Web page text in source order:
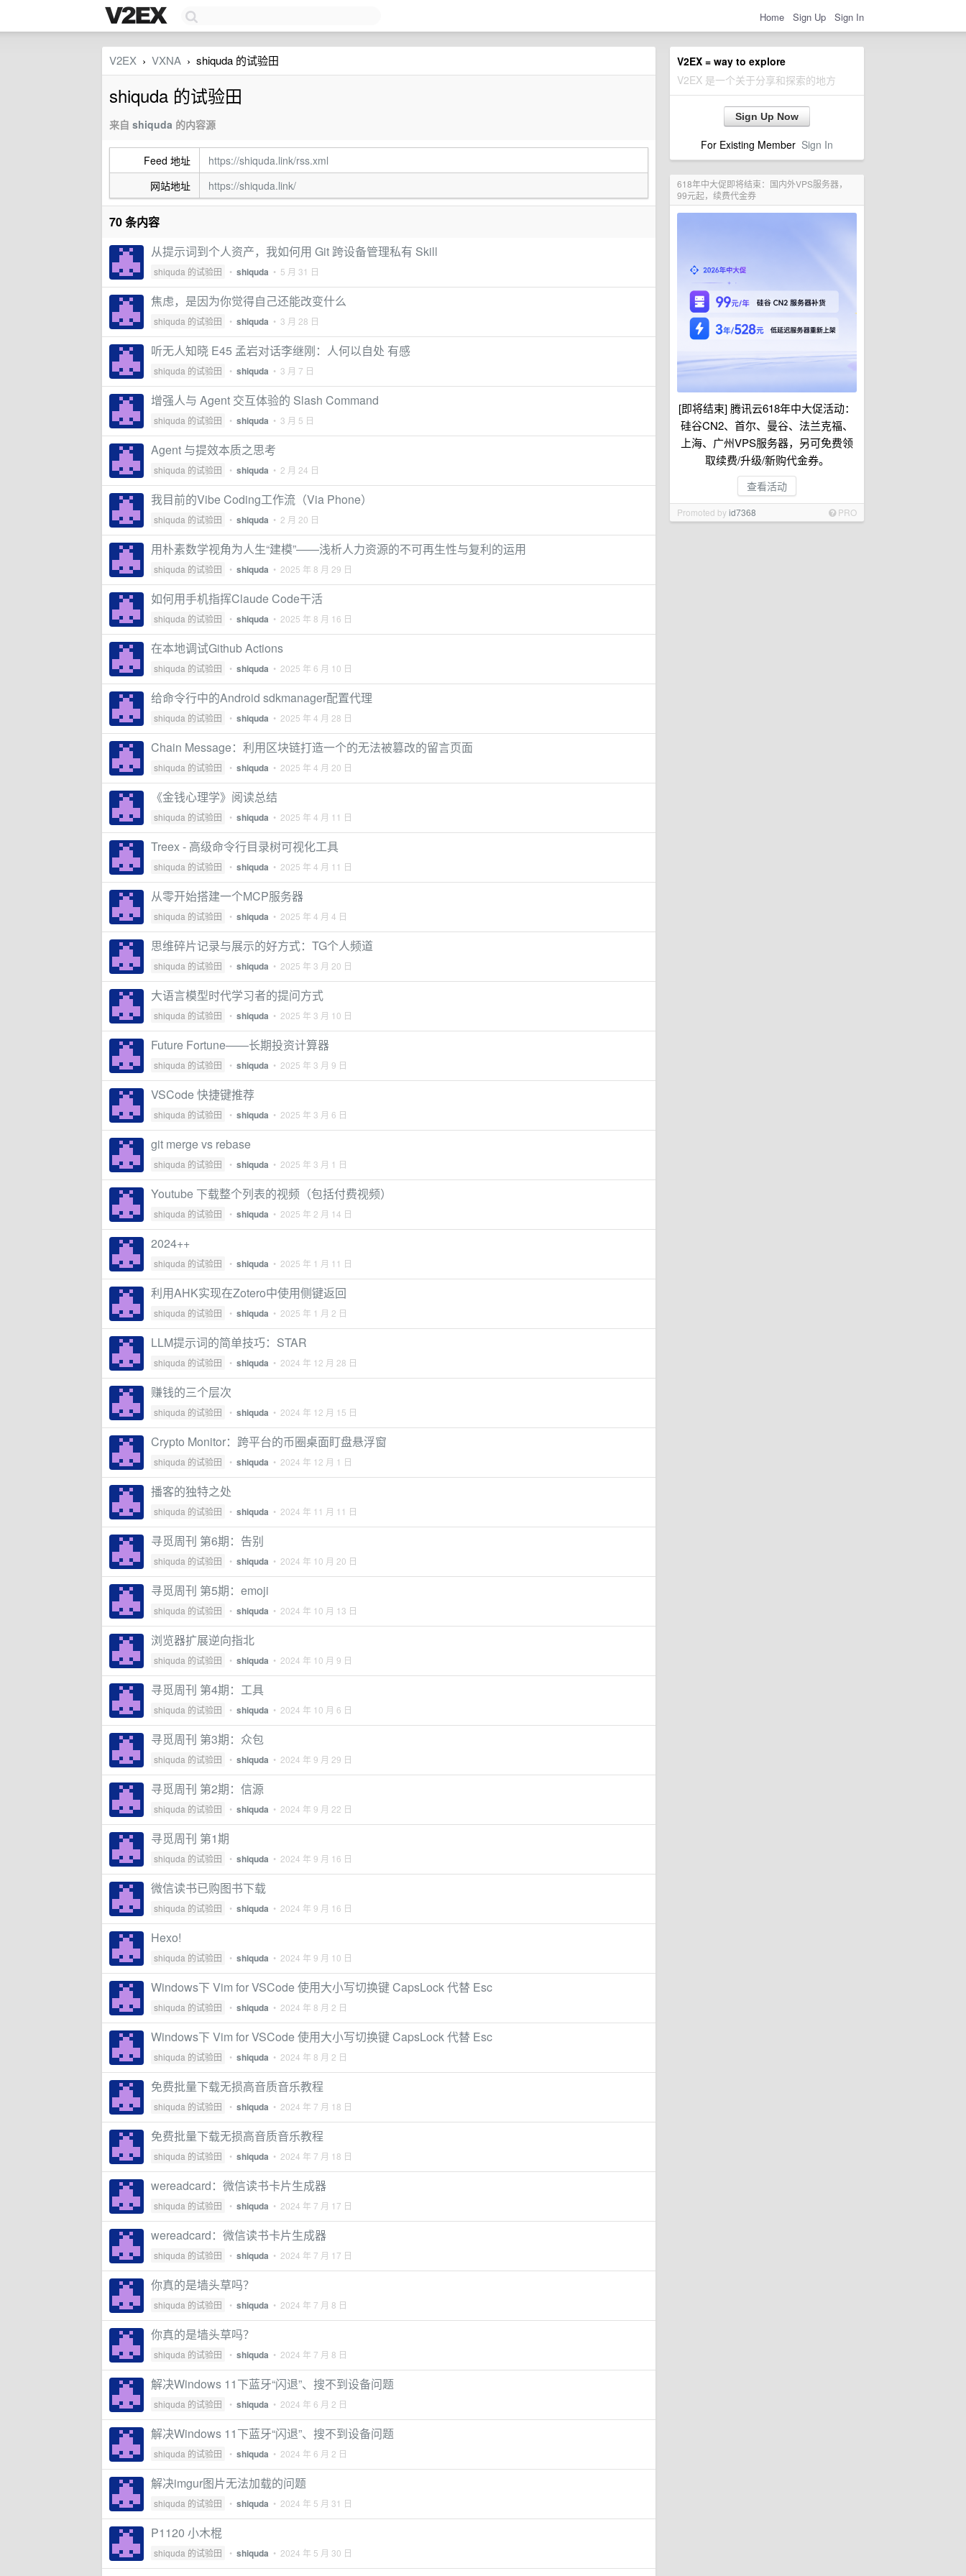
Home Sign Up Sign In
V2EX = way to explore
V2EX 是一个关于分享和探索的地方
Sign Up Now
For Existing Member Sign In
618年中大促即将结束：国内外VPS服务器，
99元起，续费代金券
[即将结束] 腾讯云618年中大促活动：
硅谷CN2、首尔、曼谷、法兰克福、
上海、广州VPS服务器，另可免费领
取续费/升级/新购代金券。
查看活动
Promoted byid7368 PRO
V2EX › VXNA › shiquda 的试验田
shiquda 的试验田
来自 shiquda 的内容源
Feed 地址
https://shiquda.link/rss.xml
网站地址
https://shiquda.link/
70 条内容
从提示词到个人资产，我如何用 Git 跨设备管理私有 Skill
shiquda 的试验田 • shiquda • 5 月 31 日
焦虑，是因为你觉得自己还能改变什么
shiquda 的试验田 • shiquda • 3 月 28 日
听无人知晓 E45 孟岩对话李继刚：人何以自处 有感
shiquda 的试验田 • shiquda • 3 月 7 日
增强人与 Agent 交互体验的 Slash Command
shiquda 的试验田 • shiquda • 3 月 5 日
Agent 与提效本质之思考
shiquda 的试验田 • shiquda • 2 月 24 日
我目前的Vibe Coding工作流（Via Phone）
shiquda 的试验田 • shiquda • 2 月 20 日
用朴素数学视角为人生“建模”——浅析人力资源的不可再生性与复利的运用
shiquda 的试验田 • shiquda • 2025 年 8 月 29 日
如何用手机指挥Claude Code干活
shiquda 的试验田 • shiquda • 2025 年 8 月 16 日
在本地调试Github Actions
shiquda 的试验田 • shiquda • 2025 年 6 月 10 日
给命令行中的Android sdkmanager配置代理
shiquda 的试验田 • shiquda • 2025 年 4 月 28 日
Chain Message：利用区块链打造一个的无法被篡改的留言页面
shiquda 的试验田 • shiquda • 2025 年 4 月 20 日
《金钱心理学》阅读总结
shiquda 的试验田 • shiquda • 2025 年 4 月 11 日
Treex - 高级命令行目录树可视化工具
shiquda 的试验田 • shiquda • 2025 年 4 月 11 日
从零开始搭建一个MCP服务器
shiquda 的试验田 • shiquda • 2025 年 4 月 4 日
思维碎片记录与展示的好方式：TG个人频道
shiquda 的试验田 • shiquda • 2025 年 3 月 20 日
大语言模型时代学习者的提问方式
shiquda 的试验田 • shiquda • 2025 年 3 月 10 日
Future Fortune——长期投资计算器
shiquda 的试验田 • shiquda • 2025 年 3 月 9 日
VSCode 快捷键推荐
shiquda 的试验田 • shiquda • 2025 年 3 月 6 日
git merge vs rebase
shiquda 的试验田 • shiquda • 2025 年 3 月 1 日
Youtube 下载整个列表的视频（包括付费视频）
shiquda 的试验田 • shiquda • 2025 年 2 月 14 日
2024++
shiquda 的试验田 • shiquda • 2025 年 1 月 11 日
利用AHK实现在Zotero中使用侧键返回
shiquda 的试验田 • shiquda • 2025 年 1 月 2 日
LLM提示词的简单技巧：STAR
shiquda 的试验田 • shiquda • 2024 年 12 月 28 日
赚钱的三个层次
shiquda 的试验田 • shiquda • 2024 年 12 月 15 日
Crypto Monitor：跨平台的币圈桌面盯盘悬浮窗
shiquda 的试验田 • shiquda • 2024 年 12 月 1 日
播客的独特之处
shiquda 的试验田 • shiquda • 2024 年 11 月 11 日
寻觅周刊 第6期：告别
shiquda 的试验田 • shiquda • 2024 年 10 月 20 日
寻觅周刊 第5期：emoji
shiquda 的试验田 • shiquda • 2024 年 10 月 13 日
浏览器扩展逆向指北
shiquda 的试验田 • shiquda • 2024 年 10 月 9 日
寻觅周刊 第4期：工具
shiquda 的试验田 • shiquda • 2024 年 10 月 6 日
寻觅周刊 第3期：众包
shiquda 的试验田 • shiquda • 2024 年 9 月 29 日
寻觅周刊 第2期：信源
shiquda 的试验田 • shiquda • 2024 年 9 月 22 日
寻觅周刊 第1期
shiquda 的试验田 • shiquda • 2024 年 9 月 16 日
微信读书已购图书下载
shiquda 的试验田 • shiquda • 2024 年 9 月 16 日
Hexo!
shiquda 的试验田 • shiquda • 2024 年 9 月 10 日
Windows下 Vim for VSCode 使用大小写切换键 CapsLock 代替 Esc
shiquda 的试验田 • shiquda • 2024 年 8 月 2 日
Windows下 Vim for VSCode 使用大小写切换键 CapsLock 代替 Esc
shiquda 的试验田 • shiquda • 2024 年 8 月 2 日
免费批量下载无损高音质音乐教程
shiquda 的试验田 • shiquda • 2024 年 7 月 18 日
免费批量下载无损高音质音乐教程
shiquda 的试验田 • shiquda • 2024 年 7 月 18 日
wereadcard：微信读书卡片生成器
shiquda 的试验田 • shiquda • 2024 年 7 月 17 日
wereadcard：微信读书卡片生成器
shiquda 的试验田 • shiquda • 2024 年 7 月 17 日
你真的是墙头草吗？
shiquda 的试验田 • shiquda • 2024 年 7 月 8 日
你真的是墙头草吗？
shiquda 的试验田 • shiquda • 2024 年 7 月 8 日
解决Windows 11下蓝牙“闪退”、搜不到设备问题
shiquda 的试验田 • shiquda • 2024 年 6 月 2 日
解决Windows 11下蓝牙“闪退”、搜不到设备问题
shiquda 的试验田 • shiquda • 2024 年 6 月 2 日
解决imgur图片无法加载的问题
shiquda 的试验田 • shiquda • 2024 年 5 月 31 日
P1120 小木棍
shiquda 的试验田 • shiquda • 2024 年 5 月 30 日